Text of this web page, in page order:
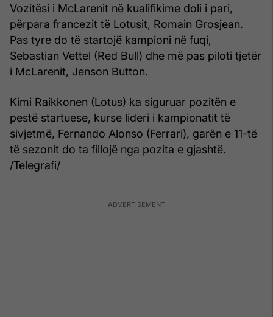
Vozitësi i McLarenit në kualifikime doli i pari,
përpara francezit të Lotusit, Romain Grosjean.
Pas tyre do të startojë kampioni në fuqi,
Sebastian Vettel (Red Bull) dhe më pas piloti tjetër
i McLarenit, Jenson Button.
Kimi Raikkonen (Lotus) ka siguruar pozitën e
pestë startuese, kurse lideri i kampionatit të
sivjetmë, Fernando Alonso (Ferrari), garën e 11-të
të sezonit do ta fillojë nga pozita e gjashtë.
/Telegrafi/